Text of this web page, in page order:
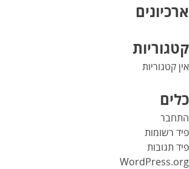
ארכיונים
קטגוריות
אין קטגוריות
כלים
התחבר
פיד רשומות
פיד תגובות
WordPress.org